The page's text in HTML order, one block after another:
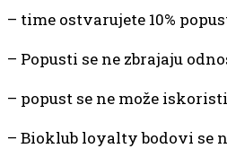
– time ostvarujete 10%
– Popusti se ne zbrajaju
– popust se ne može
– Bioklub loyalty bodovi se